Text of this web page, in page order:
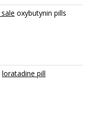
oxybutynin pills
loratadine pill